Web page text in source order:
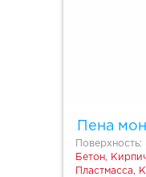
Пена
Поверхность:
Бетон,
Пластмасса,